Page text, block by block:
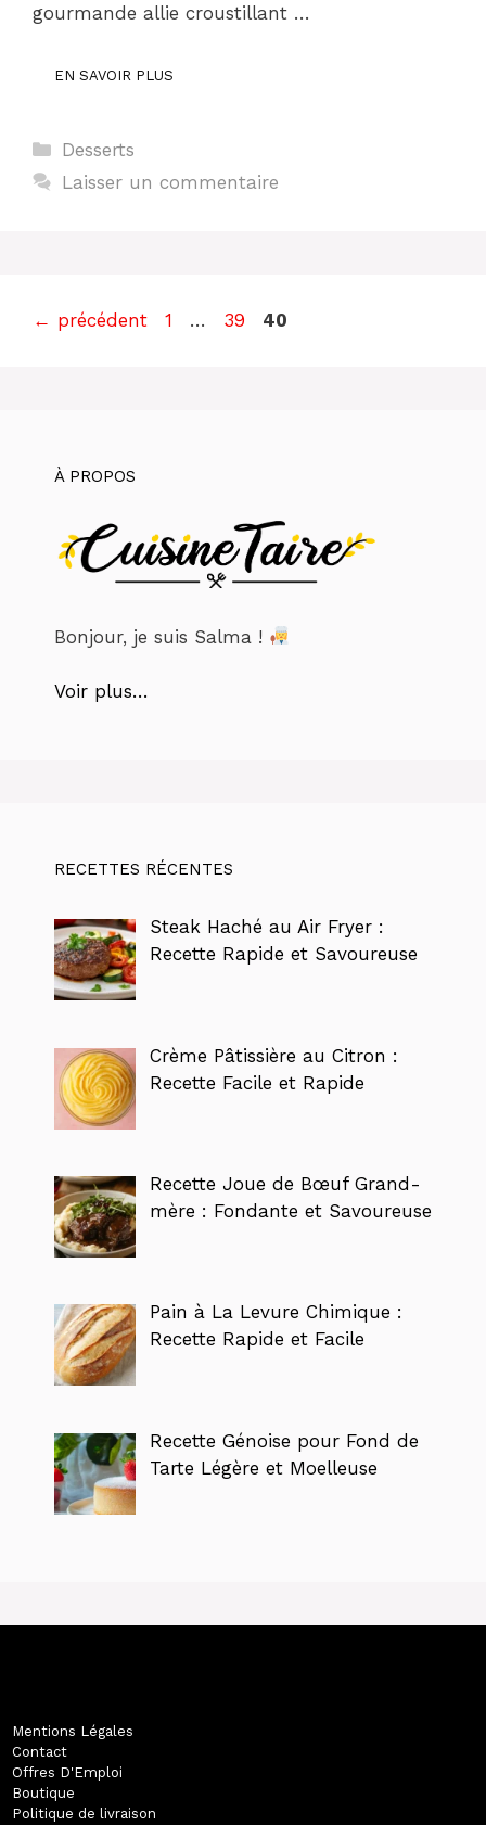
gourmande allie croustillant …
EN SAVOIR PLUS
Catégories
Desserts
Laisser un commentaire
← précédent Page
1 … Page
39 Page
40
À PROPOS
Bonjour, je suis Salma !
Voir plus…
RECETTES RÉCENTES
Steak Haché au Air Fryer :
Recette Rapide et Savoureuse
Crème Pâtissière au Citron :
Recette Facile et Rapide
Recette Joue de Bœuf Grand-
mère : Fondante et Savoureuse
Pain à La Levure Chimique :
Recette Rapide et Facile
Recette Génoise pour Fond de
Tarte Légère et Moelleuse
Mentions Légales
Contact
Offres D'Emploi
Boutique
Politique de livraison